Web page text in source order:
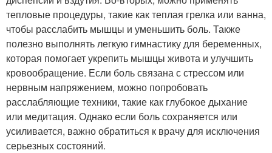
тепловые процедуры, такие как теплая грелка или ванна,
чтобы расслабить мышцы и уменьшить боль. Также
полезно выполнять легкую гимнастику для беременных,
которая помогает укрепить мышцы живота и улучшить
кровообращение. Если боль связана с стрессом или
нервным напряжением, можно попробовать
расслабляющие техники, такие как глубокое дыхание
или медитация. Однако если боль сохраняется или
усиливается, важно обратиться к врачу для исключения
серьезных состояний.